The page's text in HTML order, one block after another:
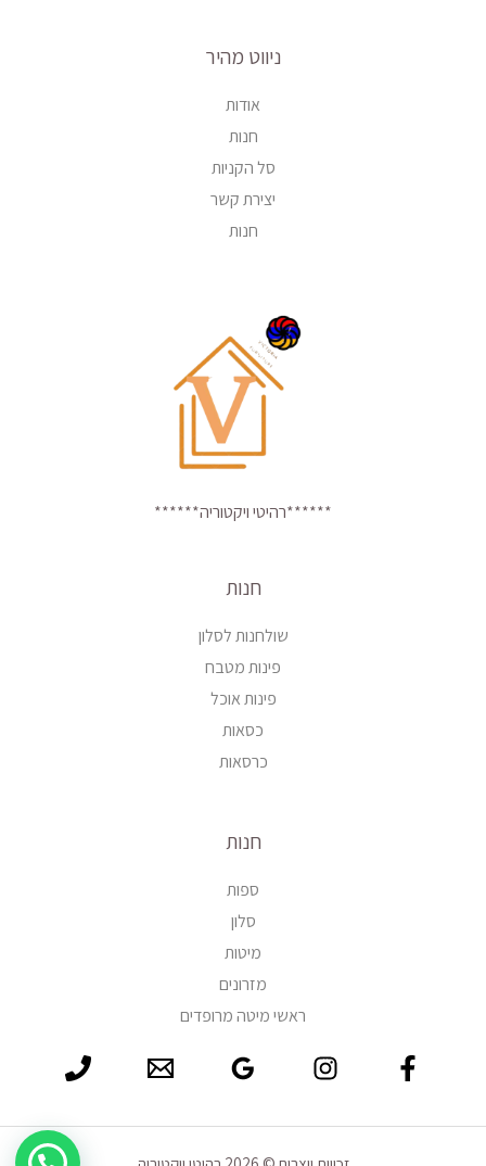
ניווט מהיר
אודות
חנות
סל הקניות
יצירת קשר
חנות
******רהיטי ויקטוריה******
חנות
שולחנות לסלון
פינות מטבח
פינות אוכל
כסאות
כרסאות
חנות
ספות
סלון
מיטות
מזרונים
ראשי מיטה מרופדים